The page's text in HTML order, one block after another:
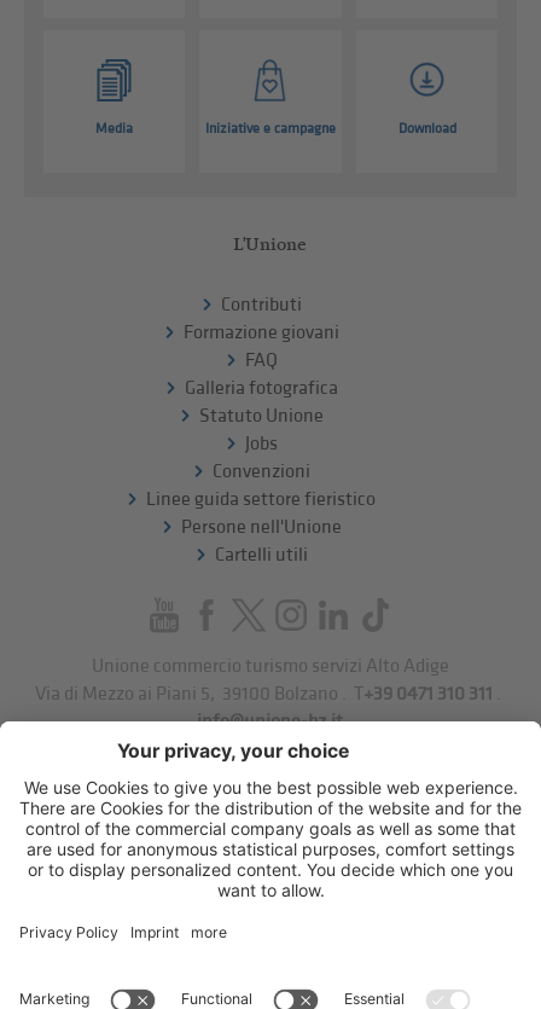
Media Iniziative e campagne Download
L'Unione
Contributi
Formazione giovani
FAQ
Galleria fotografica
Statuto Unione
Jobs
Convenzioni
Linee guida settore fieristico
Persone nell'Unione
Cartelli utili
Unione commercio turismo servizi Alto Adige
Via di Mezzo ai Piani 5
39100 Bolzano . T+39 0471 310 311 .
info@unione-bz.it
Impressum
Privacy
Impostazioni cookie
Sitemap